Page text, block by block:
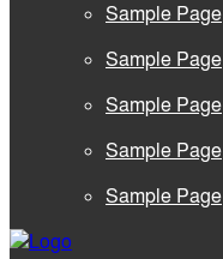
Sample Page
Sample Page
Sample Page
Sample Page
Sample Page